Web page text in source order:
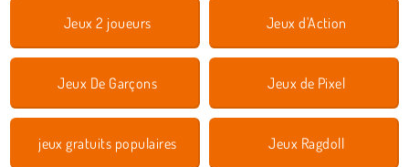
Jeux 2 joueurs Jeux d'Action
Jeux De Garçons Jeux de Pixel
jeux gratuits populaires Jeux Ragdoll